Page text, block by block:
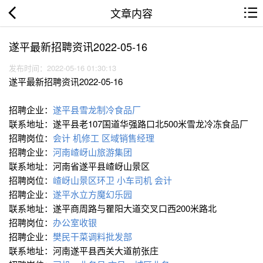
文章内容
遂平最新招聘资讯2022-05-16
发布时间：2022-05-16 01:30:13
遂平最新招聘资讯2022-05-16
招聘企业： 遂平县雪龙制冷食品厂
联系地址：遂平县老107国道华强路口北500米雪龙冷冻食品厂
招聘岗位： 会计机修工 区域销售经理
招聘企业： 河南嵖岈山旅游集团
联系地址：河南省遂平县嵖岈山景区
招聘岗位： 嵖岈山景区环卫 小车司机会计
招聘企业： 遂平水立方魔幻乐园
联系地址：遂平商周路与瞿阳大道交叉口西200米路北
招聘岗位： 办公室收银
招聘企业： 樊民干菜调料批发部
联系地址：河南遂平县西关大道前张庄